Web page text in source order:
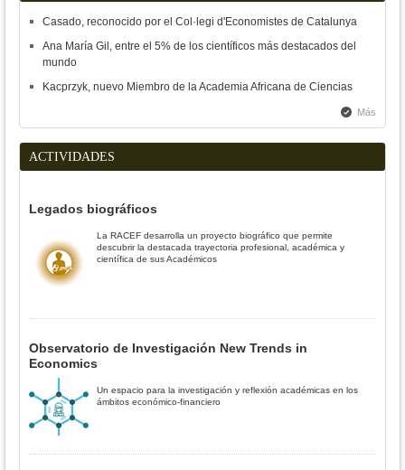
Casado, reconocido por el Col·legi d'Economistes de Catalunya
Ana María Gil, entre el 5% de los científicos más destacados del
mundo
Kacprzyk, nuevo Miembro de la Academia Africana de Ciencias
Más
ACTIVIDADES
Legados biográficos
La RACEF desarrolla un proyecto biográfico que permite
descubrir la destacada trayectoria profesional, académica y
científica de sus Académicos
Observatorio de Investigación New Trends in
Economics
Un espacio para la investigación y reflexión académicas en los
ámbitos económico-financiero